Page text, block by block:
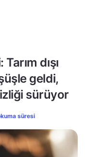
dışı
geldi,
sürüyor
süresi